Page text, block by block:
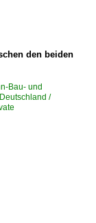
den beiden
Bau- und
Deutschland /